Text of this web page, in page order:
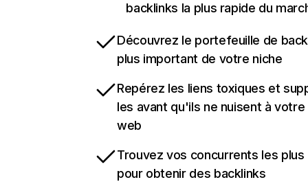
backlinks la plus rapide du
Découvrez le portefeuille de
plus important de votre niche
Repérez les liens toxiques et
les avant qu'ils ne nuisent à
web
Trouvez vos concurrents les
pour obtenir des backlinks